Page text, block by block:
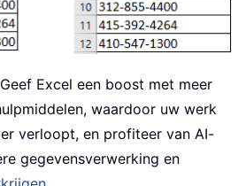
Excel een boost met meer
waardoor uw werk
verloopt, en profiteer van AI-
gegevensverwerking en